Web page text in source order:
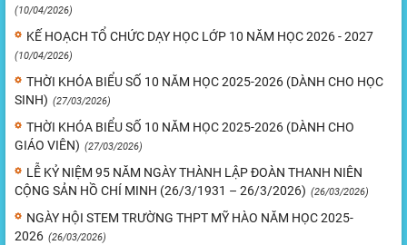
(10/04/2026)
KẾ HOẠCH TỔ CHỨC DẠY HỌC LỚP 10 NĂM HỌC 2026 - 2027
(10/04/2026)
THỜI KHÓA BIỂU SỐ 10 NĂM HỌC 2025-2026 (DÀNH CHO HỌC
SINH) (27/03/2026)
THỜI KHÓA BIỂU SỐ 10 NĂM HỌC 2025-2026 (DÀNH CHO
GIÁO VIÊN) (27/03/2026)
LỄ KỶ NIỆM 95 NĂM NGÀY THÀNH LẬP ĐOÀN THANH NIÊN
CỘNG SẢN HỒ CHÍ MINH (26/3/1931 – 26/3/2026) (26/03/2026)
NGÀY HỘI STEM TRƯỜNG THPT MỸ HÀO NĂM HỌC 2025-
2026 (26/03/2026)